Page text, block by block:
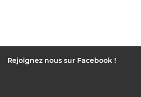
Rejoignez nous sur Facebook !